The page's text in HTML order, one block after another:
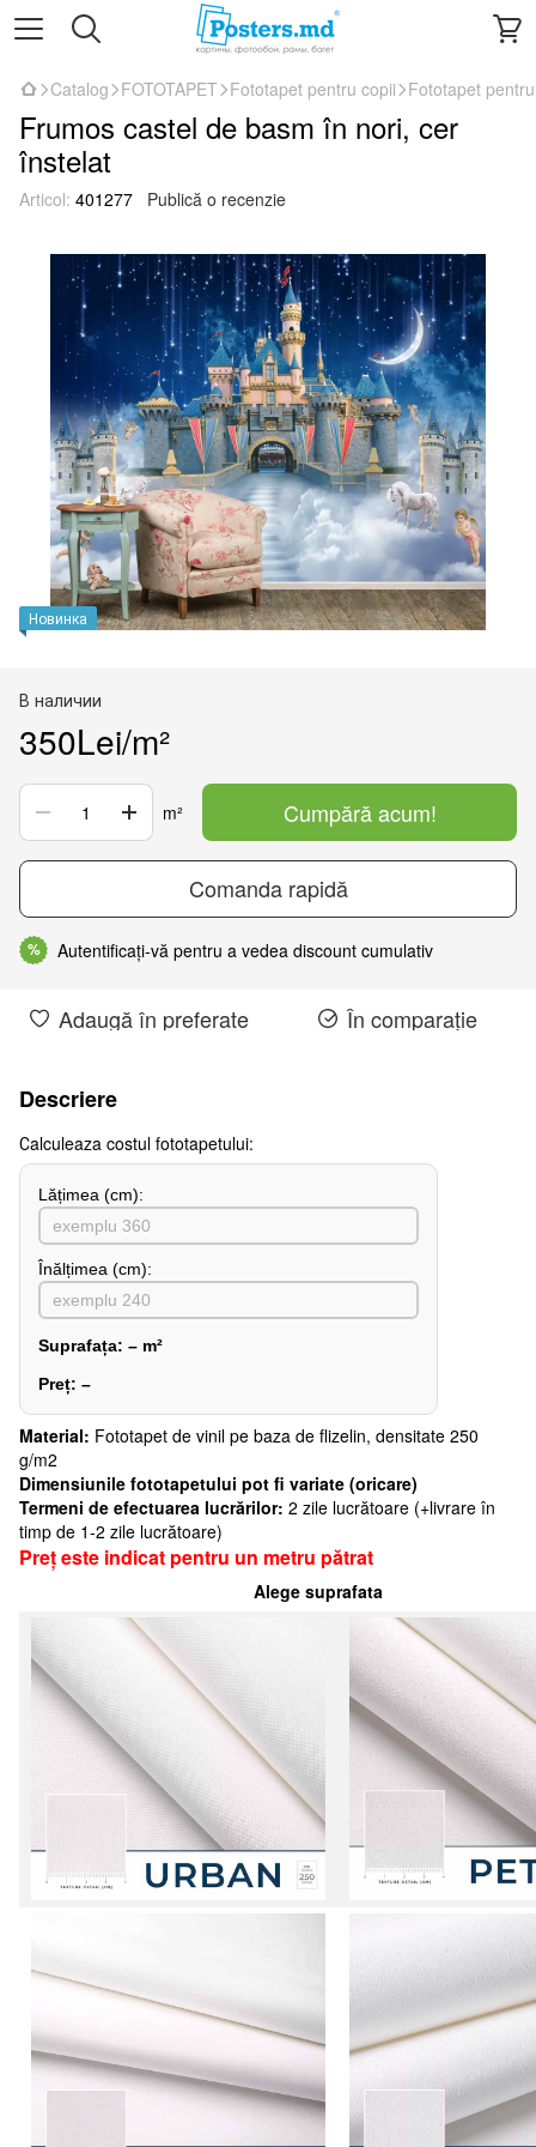
Catalog FOTOTAPET Fototapet pentru copii Fototapet
Frumos castel de basm în nori, cer
înstelat
Articol: 401277 Publică o recenzie
Новинка
В наличии
350Lei/m²
m² Cumpără acum!
Comanda rapidă
% Autentificați-vă pentru a vedea discount cumulativ
Adaugă în preferate În comparație
Descriere
Сalculeaza costul fototapetului:
Lățimea (сm):
Înălțimea (cm):
Suprafața: – m²
Preț: –
Material: Fototapet de vinil pe baza de flizelin, densitate 250
g/m2
Dimensiunile fototapetului pot fi variate (oricare)
Termeni de efectuarea lucrărilor: 2 zile lucrătoare (+livrare în
timp de 1-2 zile lucrătoare)
Preț este indicat pentru un metru pătrat
Alege suprafata